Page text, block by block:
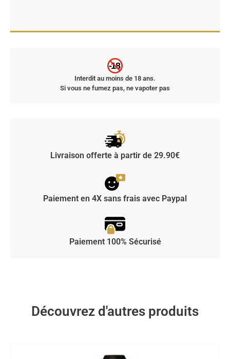
-18
Interdit au moins de 18 ans.
Si vous ne fumez pas, ne vapoter pas
Livraison offerte à partir de 29.90€
Paiement en 4X sans frais avec Paypal
Paiement 100% Sécurisé
Découvrez d'autres produits